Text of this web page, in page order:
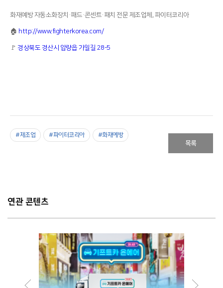
화재예방 자동소화장치·패드·콘센트·패치 전문 제조업체, 파이터코리아
🏠 http://www.fighterkorea.com/
🚩 경상북도 경산시 압량읍 가일길 28-5
#제조업 #파이터코리아 #화재예방
목록
연관 콘텐츠